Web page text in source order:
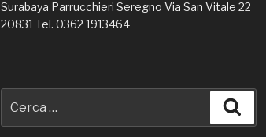
Surabaya Parrucchieri Seregno Via San Vitale 22
20831 Tel. 0362 1913464